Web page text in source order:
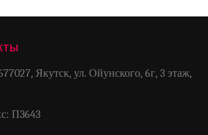
Якутск, ул. Ойунского, 6г, 3 этаж,
П3643